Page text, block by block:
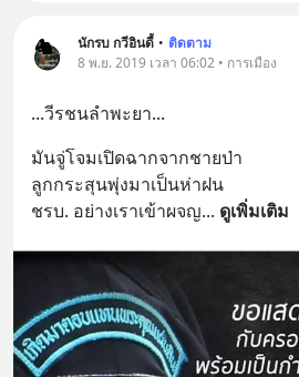
นักรบ กวีอินดี้ • ติดตาม
8 พ.ย. 2019 เวลา 06:02 • การเมือง
...วีรชนลำพะยา...
มันจู่โจมเปิดฉากจากชายป่า
ลูกกระสุนพุ่งมาเป็นห่าฝน
ชรบ. อย่างเราเข้าผจญ... ดูเพิ่มเติม